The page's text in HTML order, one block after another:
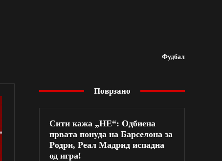
Фудбал
Поврзано
Сити кажа „НЕ“: Одбиена
првата понуда на Барселона за
Родри, Реал Мадрид испадна
од игра!